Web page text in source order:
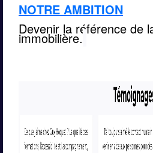
NOTRE AMBITION
Devenir la référence de
immobilière.